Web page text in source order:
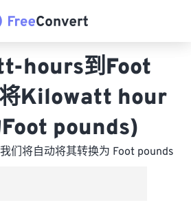
hours到Foot
Kilowatt hour
pounds)
们将自动将其转换为 Foot pounds